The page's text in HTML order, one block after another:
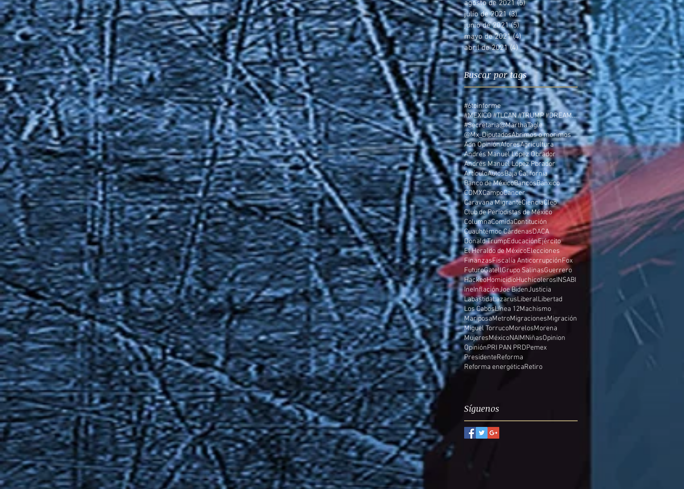
agosto de 2021 (5)5 entradas
julio de 2021 (3)3 entradas
junio de 2021 (5)5 entradas
mayo de 2021 (4)4 entradas
abril de 2021 (4)4 entradas
Buscar por tags
#6toinforme
#MEXICO #TLCAN #TRUMP #DREAMERS
#Secretaria@MarthaTagle
@Mx_DiputadosAbrimos o morimos
Adn OpiniónAforesAgricultura
Andrés Manuel López Obrador
Andrés Manuel López Pbrador
ArtículoAutosBaja California
Banco de MéxicoBancosBanxico
CDMXCampoCancer
Caravana MigranteCienciaCleo
Club de Periodistas de México
ColumnaComidaContitución
Cuauhtémoc CárdenasDACA
Donald TrumpEducaciónEjército
El Heraldo de MéxicoElecciones
FinanzasFiscalía AnticorrupciónFox
FuturoGatellGrupo SalinasGuerrero
HackeoHomicidioHuchicolerosINSABI
IneInflaciónJoe BidenJusticia
LabastidaLazarusLiberalLibertad
Los CabosLínea 12Machismo
MariposaMetroMigracionesMigración
Miguel TorrucoMorelosMorena
MujeresMéxicoNAIMNiñasOpinion
OpiniónPRI PAN PRDPemex
PresidenteReforma
Reforma energéticaRetiro
Síguenos